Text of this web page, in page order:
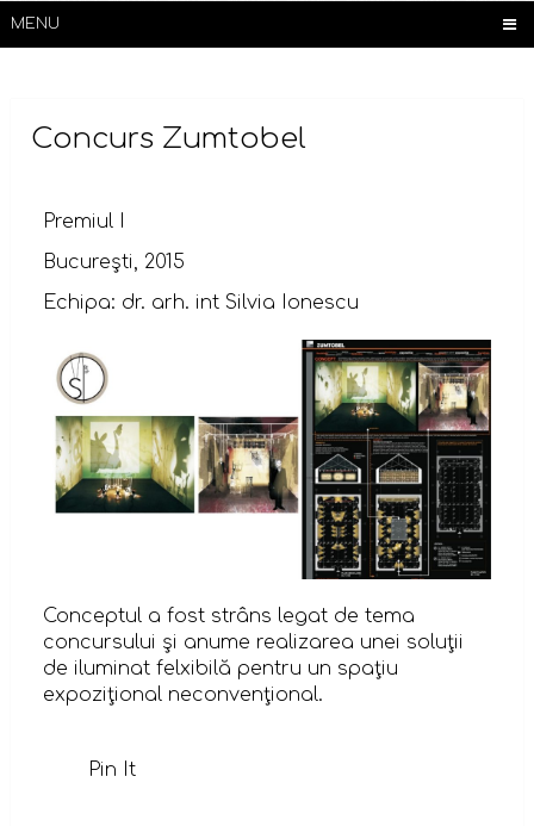
MENU
Concurs Zumtobel
Premiul I
Bucureşti, 2015
Echipa: dr. arh. int Silvia Ionescu
Conceptul a fost strâns legat de tema
concursului şi anume realizarea unei soluţii
de iluminat felxibilă pentru un spaţiu
expoziţional neconvenţional.
Pin It